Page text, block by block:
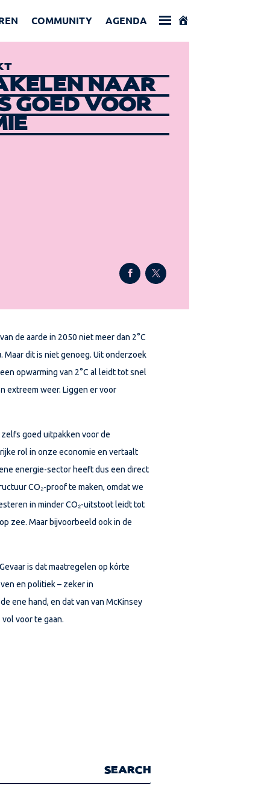
COMMUNITY AGENDA
NAAR
GOED VOOR
de aarde in 2050 niet meer dan 2°C
dit is niet genoeg. Uit onderzoek
opwarming van 2°C al leidt tot snel
extreem weer. Liggen er voor
goed uitpakken voor de
rol in onze economie en vertaalt
energie-sector heeft dus een direct
CO₂-proof te maken, omdat we
in minder CO₂-uitstoot leidt tot
zee. Maar bijvoorbeeld ook in de
is dat maatregelen op kórte
en politiek – zeker in
ene hand, en dat van van McKinsey
voor te gaan.